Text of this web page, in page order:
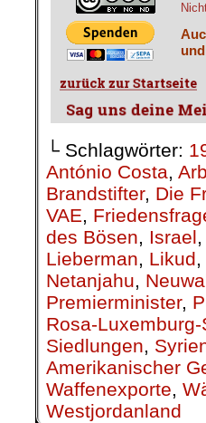
└ Schlagwörter:
António Costa,
Brandstifter, Die
VAE,
des Bösen, Israel,
Lieberman, Likud,
Netanjahu,
Premierminister,
Rosa-
Siedlungen,
Amerikanischer
Waffenexporte,
Westjordanland